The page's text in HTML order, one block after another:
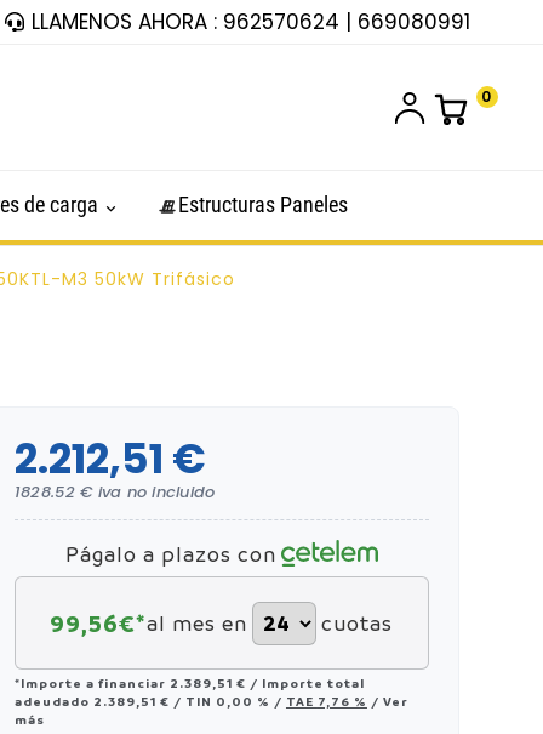
LLAMENOS AHORA : 962570624 | 669080991
0
de carga Estructuras Paneles
M3 50kW Trifásico
2.212,51 €
1828.52 € iva no incluido
Págalo a plazos con
99,56€*al mes en cuotas
*Importe a financiar 2.389,51 € / Importe total
adeudado 2.389,51 € / TIN 0,00 % / TAE 7,76 % / Ver
más